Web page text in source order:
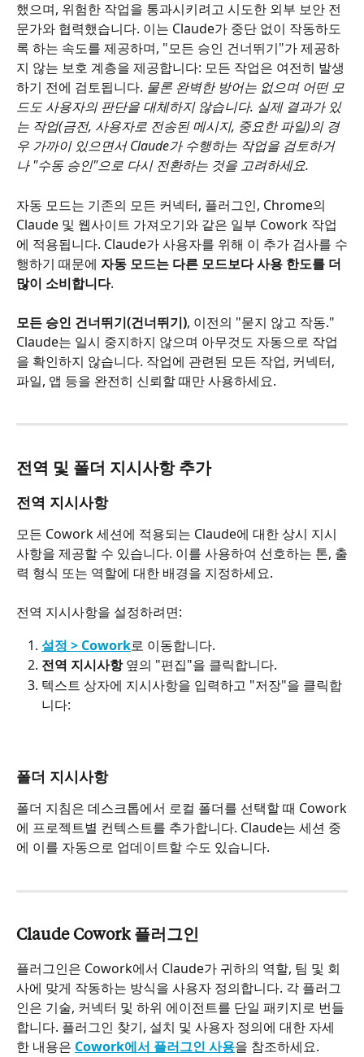
했으며, 위험한 작업을 통과시키려고 시도한 외부 보안 전
문가와 협력했습니다. 이는 Claude가 중단 없이 작동하도
록 하는 속도를 제공하며, "모든 승인 건너뛰기"가 제공하
지 않는 보호 계층을 제공합니다: 모든 작업은 여전히 발생
하기 전에 검토됩니다. 물론 완벽한 방어는 없으며 어떤 모
드도 사용자의 판단을 대체하지 않습니다. 실제 결과가 있
는 작업(금전, 사용자로 전송된 메시지, 중요한 파일)의 경
우 가까이 있으면서 Claude가 수행하는 작업을 검토하거
나 "수동 승인"으로 다시 전환하는 것을 고려하세요.
자동 모드는 기존의 모든 커넥터, 플러그인, Chrome의
Claude 및 웹사이트 가져오기와 같은 일부 Cowork 작업
에 적용됩니다. Claude가 사용자를 위해 이 추가 검사를 수
행하기 때문에 자동 모드는 다른 모드보다 사용 한도를 더
많이 소비합니다.
모든 승인 건너뛰기(건너뛰기), 이전의 "묻지 않고 작동."
Claude는 일시 중지하지 않으며 아무것도 자동으로 작업
을 확인하지 않습니다. 작업에 관련된 모든 작업, 커넥터,
파일, 앱 등을 완전히 신뢰할 때만 사용하세요.
전역 및 폴더 지시사항 추가
전역 지시사항
모든 Cowork 세션에 적용되는 Claude에 대한 상시 지시
사항을 제공할 수 있습니다. 이를 사용하여 선호하는 톤, 출
력 형식 또는 역할에 대한 배경을 지정하세요.
전역 지시사항을 설정하려면:
설정 > Cowork로 이동합니다.
전역 지시사항 옆의 "편집"을 클릭합니다.
텍스트 상자에 지시사항을 입력하고 "저장"을 클릭합
니다:
폴더 지시사항
폴더 지침은 데스크톱에서 로컬 폴더를 선택할 때 Cowork
에 프로젝트별 컨텍스트를 추가합니다. Claude는 세션 중
에 이를 자동으로 업데이트할 수도 있습니다.
Claude Cowork 플러그인
플러그인은 Cowork에서 Claude가 귀하의 역할, 팀 및 회
사에 맞게 작동하는 방식을 사용자 정의합니다. 각 플러그
인은 기술, 커넥터 및 하위 에이전트를 단일 패키지로 번들
합니다. 플러그인 찾기, 설치 및 사용자 정의에 대한 자세
한 내용은 Cowork에서 플러그인 사용을 참조하세요.